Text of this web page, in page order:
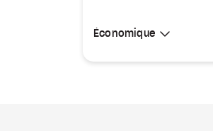
Sélectionner une cabine
Économique
Économique